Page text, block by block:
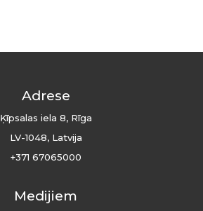
Adrese
Ķīpsalas iela 8, Rīga
LV-1048, Latvija
+371 67065000
Medijiem